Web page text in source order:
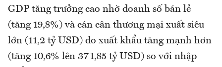
GDP tăng trưởng cao nhờ doanh số bán lẻ
(tăng 19,8%) và cán cân thương mại xuất siêu
lớn (11,2 tỷ USD) do xuất khẩu tăng mạnh hơn
(tăng 10,6% lên 371,85 tỷ USD) so với nhập